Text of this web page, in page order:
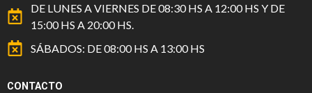
DE LUNES A VIERNES DE 08:30 HS A 12:00 HS Y DE
15:00 HS A 20:00 HS.
SÁBADOS: DE 08:00 HS A 13:00 HS
CONTACTO